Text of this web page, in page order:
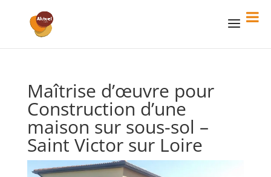
Maîtrise d’œuvre pour
Construction d’une
maison sur sous-sol –
Saint Victor sur Loire